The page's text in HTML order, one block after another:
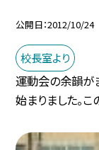
公開日 2012/10/24
校長室より
運動会の余韻が
始まりました。